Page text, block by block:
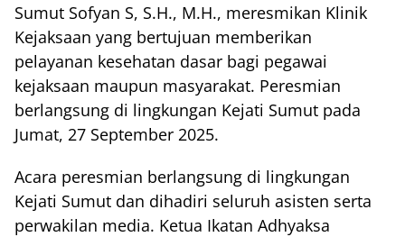
Sumut Sofyan S, S.H., M.H., meresmikan Klinik
Kejaksaan yang bertujuan memberikan
pelayanan kesehatan dasar bagi pegawai
kejaksaan maupun masyarakat. Peresmian
berlangsung di lingkungan Kejati Sumut pada
Jumat, 27 September 2025.
Acara peresmian berlangsung di lingkungan
Kejati Sumut dan dihadiri seluruh asisten serta
perwakilan media. Ketua Ikatan Adhyaksa